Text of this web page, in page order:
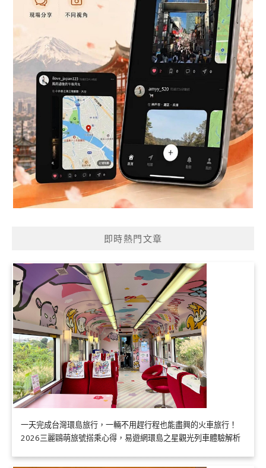
即時熱門文章
一天完成台灣環島旅行，一輛不用趕行程也能盡興的火車旅行！
2026三麗鷗萌旅號搭乘心得，易遊網環島之星觀光列車體驗解析